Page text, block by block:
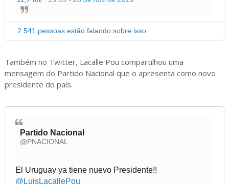
õ
e
2.541 pessoas estão falando sobre isso
Também no Twitter, Lacalle Pou compartilhou uma
mensagem do Partido Nacional que o apresenta como novo
presidente do país.
Partido Nacional
@PNACIONAL
@ LuisLacallePou